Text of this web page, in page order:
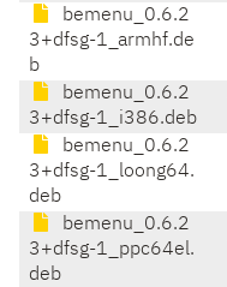
bemenu_0.6.2
3+dfsg-1_armhf.de
b
bemenu_0.6.2
3+dfsg-1_i386.deb
bemenu_0.6.2
3+dfsg-1_loong64.
deb
bemenu_0.6.2
3+dfsg-1_ppc64el.
deb